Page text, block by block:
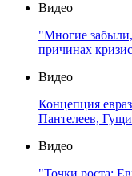
Видео
"Многие забыли,
причинах
Видео
Концепция
Пантелеев,
Видео